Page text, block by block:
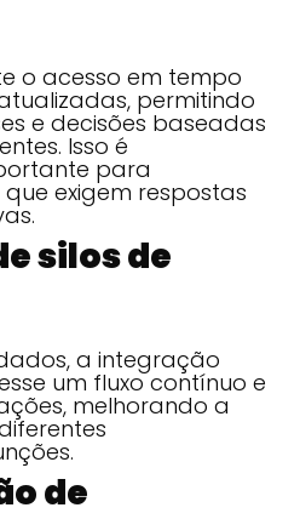
o acesso em tempo
permitindo
e decisões baseadas
Isso é
para
exigem respostas
silos de
a integração
um fluxo contínuo e
melhorando a
de